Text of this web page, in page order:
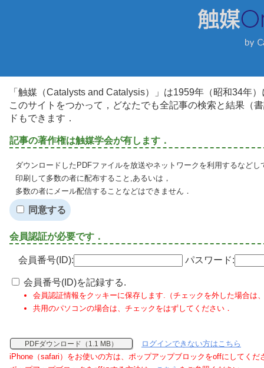
「触媒（Catalysts and Catalysis）」は1959年（昭和34年
このサイトをつかって，どなたでも全記事の検索と結果（
ドもできます．
記事の著作権は触媒学会が有します．
ダウンロードしたPDFファイルを放送やネットワークを利用するなど
印刷して多数の者に配布すること,あるいは，
多数の者にメール配信することなどはできません．
同意する
会員認証が必要です．
会員番号(ID): パスワード:
会員番号(ID)を記録する.
会員認証情報をクッキーに保存します.（チェックを外した場合は
共用のパソコンの場合は、チェックをはずしてください．
PDFダウンロード（1.1 MB）
ログインできない方はこちら
iPhone（safari）をお使いの方は、ポップアップブロックをoffにしてくだ